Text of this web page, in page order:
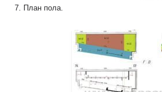
7. План пола.